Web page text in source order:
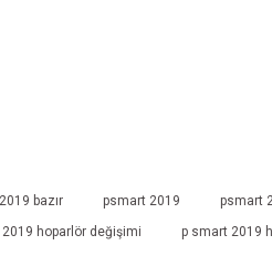
bazır psmart 2019 psmart
hoparlör değişimi
p smart 2019